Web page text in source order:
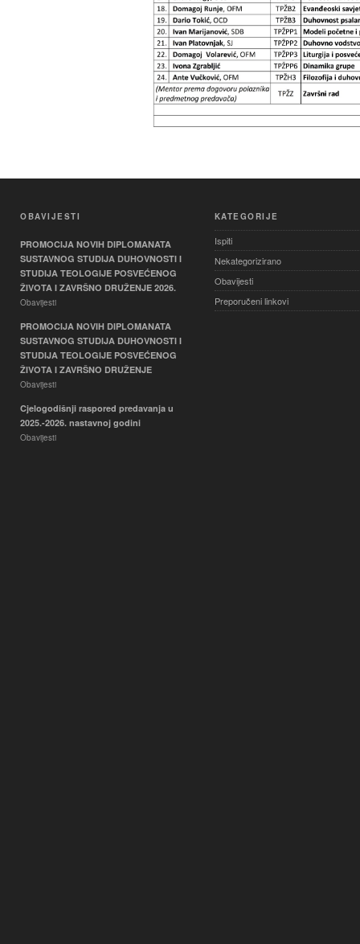
OBAVIJESTI
PROMOCIJA NOVIH DIPLOMANATA
SUSTAVNOG STUDIJA DUHOVNOSTI I
STUDIJA TEOLOGIJE POSVEĆENOG
ŽIVOTA I ZAVRŠNO DRUŽENJE 2026.
Obavijesti
PROMOCIJA NOVIH DIPLOMANATA
SUSTAVNOG STUDIJA DUHOVNOSTI I
STUDIJA TEOLOGIJE POSVEĆENOG
ŽIVOTA I ZAVRŠNO DRUŽENJE
Obavijesti
Cjelogodišnji raspored predavanja u
2025.-2026. nastavnoj godini
Obavijesti
KATEGORIJE
Ispiti
Nekategorizirano
Obavijesti
Preporučeni linkovi